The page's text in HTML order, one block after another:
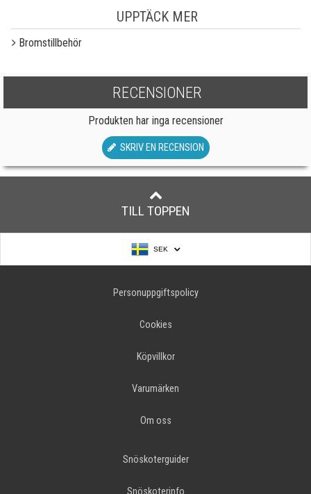
UPPTÄCK MER
Bromstillbehör
RECENSIONER
Produkten har inga recensioner
SKRIV EN RECENSION
TILL TOPPEN
SEK
Personuppgiftspolicy
Cookies
Köpvillkor
Varumärken
Om oss
Snöskoterguider
Snöskoterinfo